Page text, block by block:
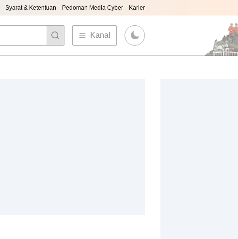
Syarat & Ketentuan Pedoman Media Cyber Karier
Kanal